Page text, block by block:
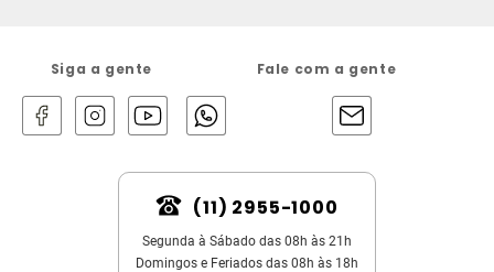
Siga a gente Fale com a gente
(11) 2955-1000
Segunda à Sábado das 08h às 21h
Domingos e Feriados das 08h às 18h